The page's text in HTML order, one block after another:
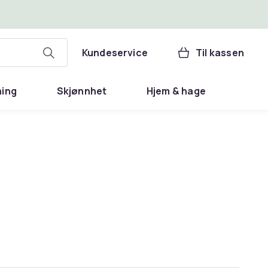
Kundeservice Til kassen
Skjønnhet Hjem & hage